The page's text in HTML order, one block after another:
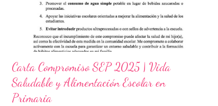
Carta Compromiso SEP 2025 | Vida
Saludable y Alimentación Escolar en
Primaria